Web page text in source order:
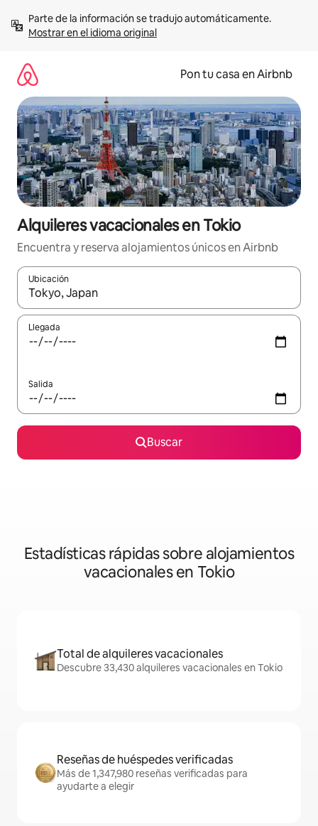
contenidoMostrar en el idioma original
Pon tu casa en Airbnb
Alquileres vacacionales en Tokio
Encuentra y reserva alojamientos únicos en Airbnb
Ubicación
Cuando los resultados estén disponibles, navega con las
Llegada
Salida
Buscar
Estadísticas rápidas sobre alojamientos
vacacionales en Tokio
Total de alquileres vacacionales
Descubre 33,430 alquileres vacacionales en Tokio
Reseñas de huéspedes verificadas
Más de 1,347,980 reseñas verificadas para
ayudarte a elegir